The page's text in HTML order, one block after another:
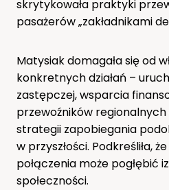
skrytykowała praktyki
pasażerów „zakładnikami
Matysiak domagała się od
konkretnych działań –
zastępczej, wsparcia
przewoźników
strategii zapobiegania
w przyszłości. Podkreśliła,
połączenia może pogłębić
społeczności.